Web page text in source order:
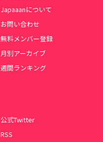
Japaaanについて
お問い合わせ
無料メンバー登録
月別アーカイブ
週間ランキング
公式Twitter
RSS